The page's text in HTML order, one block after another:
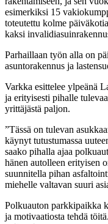
esimerkiksi 15
toteutettu kolme
kaksi
Parhaillaan työn alla on
asuntorakennus ja
Varkka esittelee ylpeänä
ja erityisesti pihalle
yrittäjästä paljon.
”Tässä on tulevan
käynyt tutustumassa
saako pihalla ajaa
hänen autolleen erityisen
suunnitella pihan
miehelle valtavan suuri
Polkuauton parkkipaikka
ja motivaatiosta tehdä